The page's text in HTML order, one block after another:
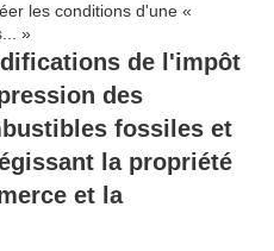
les conditions d'une «
»
de l'impôt
des
fossiles et
la propriété
et la